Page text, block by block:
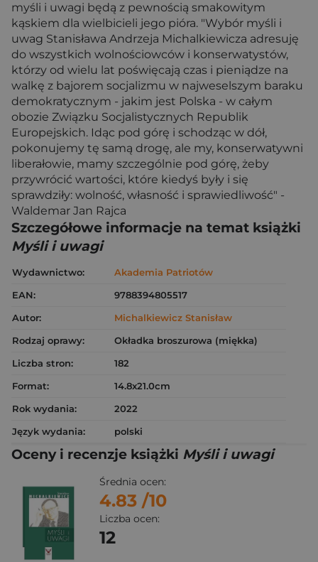
myśli i uwagi będą z pewnością smakowitym
kąskiem dla wielbicieli jego pióra. "Wybór myśli i
uwag Stanisława Andrzeja Michalkiewicza adresuję
do wszystkich wolnościowców i konserwatystów,
którzy od wielu lat poświęcają czas i pieniądze na
walkę z bajorem socjalizmu w najweselszym baraku
demokratycznym - jakim jest Polska - w całym
obozie Związku Socjalistycznych Republik
Europejskich. Idąc pod górę i schodząc w dół,
pokonujemy tę samą drogę, ale my, konserwatywni
liberałowie, mamy szczególnie pod górę, żeby
przywrócić wartości, które kiedyś były i się
sprawdziły: wolność, własność i sprawiedliwość" -
Waldemar Jan Rajca
Szczegółowe informacje na temat książki
Myśli i uwagi
Wydawnictwo:
Akademia Patriotów
EAN:
9788394805517
Autor:
Michalkiewicz Stanisław
Rodzaj oprawy:
Okładka broszurowa (miękka)
Liczba stron:
182
Format:
14.8x21.0cm
Rok wydania:
2022
Język wydania:
polski
Oceny i recenzje książki Myśli i uwagi
Średnia ocen:
4.83 /10
Liczba ocen:
12